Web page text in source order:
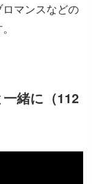
マンスなどの
緒に（112